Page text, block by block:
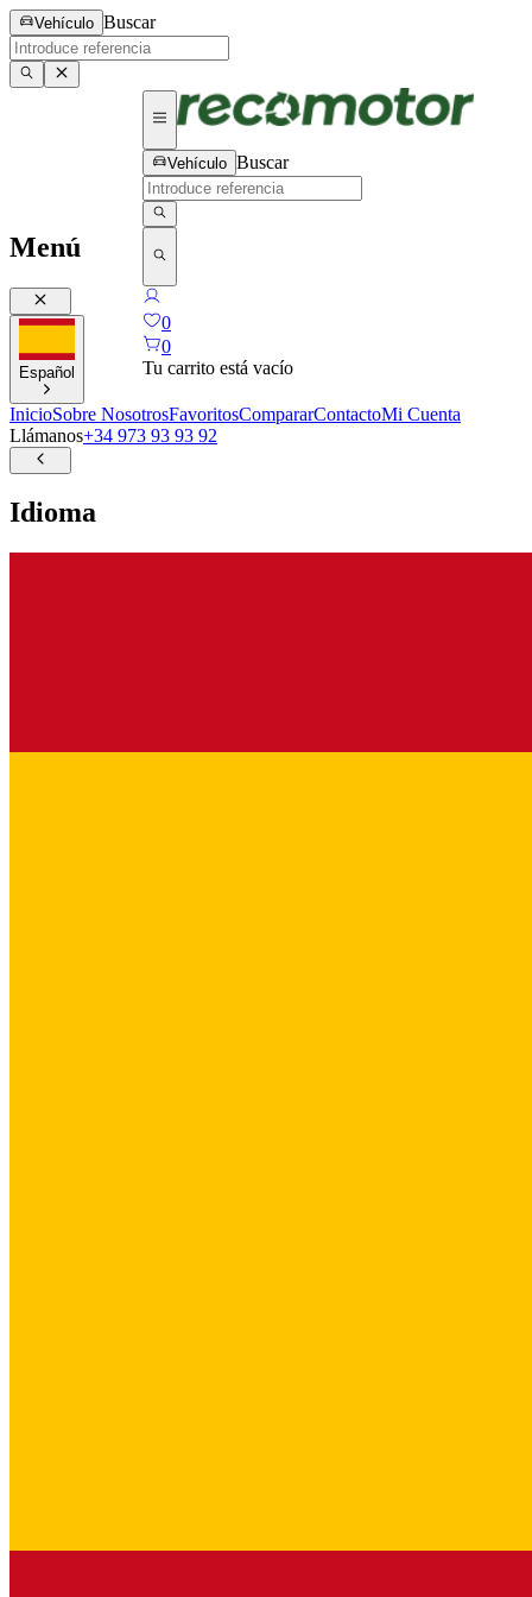
Vehículo Buscar
Vehículo Buscar
0
0
Tu carrito está vacío
Menú
Español
InicioSobre NosotrosFavoritosCompararContactoMi Cuenta
Llámanos+34 973 93 93 92
Idioma